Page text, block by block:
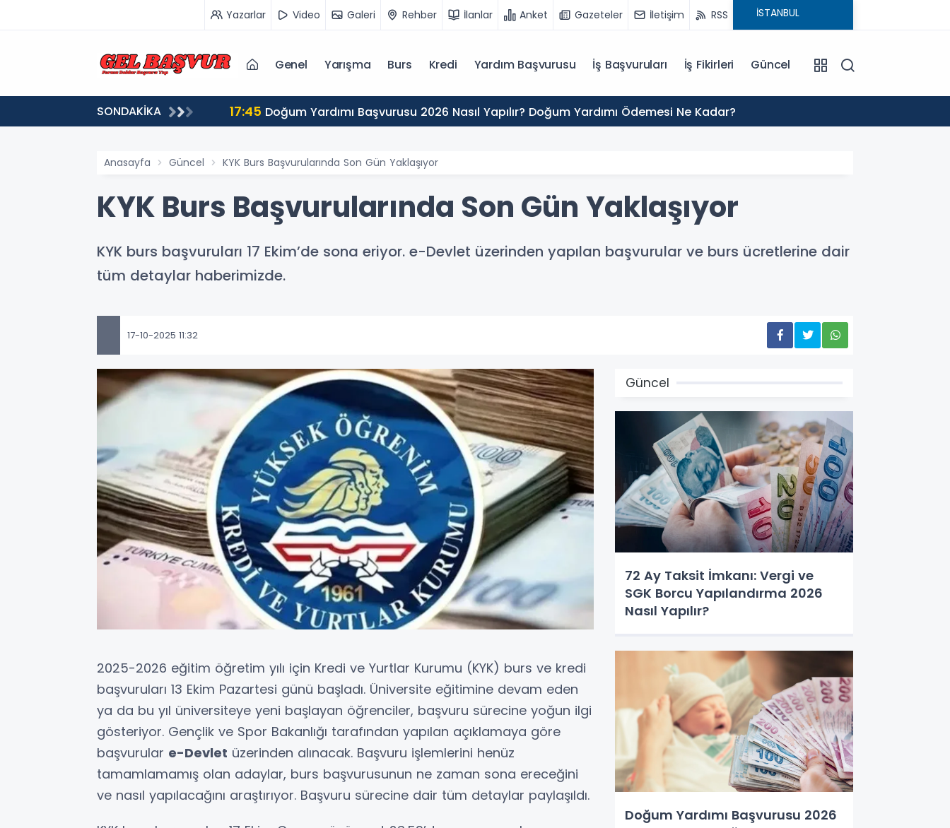
Yazarlar Video Galeri Rehber İlanlar Anket Gazeteler İletişim RSS
Genel Yarışma Burs Kredi Yardım Başvurusu İş Başvuruları İş Fikirleri Güncel
SONDAKİKA 17:45 Doğum Yardımı Başvurusu 2026 Nasıl Yapılır? Doğum Yardımı Ödemesi Ne Kadar?
Anasayfa Güncel KYK Burs Başvurularında Son Gün Yaklaşıyor
KYK Burs Başvurularında Son Gün Yaklaşıyor
KYK burs başvuruları 17 Ekim’de sona eriyor. e-Devlet üzerinden yapılan başvurular ve burs ücretlerine dair
tüm detaylar haberimizde.
17-10-2025 11:32
2025-2026 eğitim öğretim yılı için Kredi ve Yurtlar Kurumu (KYK) burs ve kredi
başvuruları 13 Ekim Pazartesi günü başladı. Üniversite eğitimine devam eden
ya da bu yıl üniversiteye yeni başlayan öğrenciler, başvuru sürecine yoğun ilgi
gösteriyor. Gençlik ve Spor Bakanlığı tarafından yapılan açıklamaya göre
başvurular e-Devlet üzerinden alınacak. Başvuru işlemlerini henüz
tamamlamamış olan adaylar, burs başvurusunun ne zaman sona ereceğini
ve nasıl yapılacağını araştırıyor. Başvuru sürecine dair tüm detaylar paylaşıldı.
Güncel
72 Ay Taksit İmkanı: Vergi ve
SGK Borcu Yapılandırma 2026
Nasıl Yapılır?
Doğum Yardımı Başvurusu 2026